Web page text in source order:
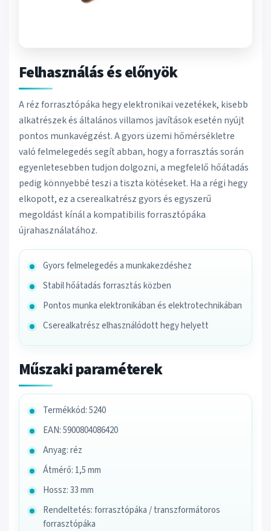
Felhasználás és előnyök
A réz forrasztópáka hegy elektronikai vezetékek, kisebb
alkatrészek és általános villamos javítások esetén nyújt
pontos munkavégzést. A gyors üzemi hőmérsékletre
való felmelegedés segít abban, hogy a forrasztás során
egyenletesebben tudjon dolgozni, a megfelelő hőátadás
pedig könnyebbé teszi a tiszta kötéseket. Ha a régi hegy
elkopott, ez a cserealkatrész gyors és egyszerű
megoldást kínál a kompatibilis forrasztópáka
újrahasználatához.
Gyors felmelegedés a munkakezdéshez
Stabil hőátadás forrasztás közben
Pontos munka elektronikában és elektrotechnikában
Cserealkatrész elhasználódott hegy helyett
Műszaki paraméterek
Termékkód: 5240
EAN: 5900804086420
Anyag: réz
Átmérő: 1,5 mm
Hossz: 33 mm
Rendeltetés: forrasztópáka / transzformátoros
forrasztópáka